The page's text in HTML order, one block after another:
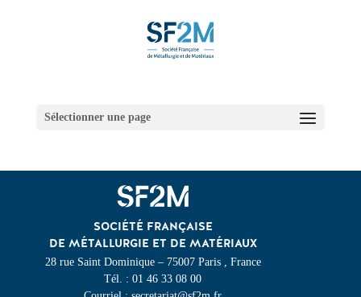
Sélectionner une page
SOCIÉTÉ FRANÇAISE
DE MÉTALLURGIE ET DE MATÉRIAUX
28 rue Saint Dominique – 75007 Paris , France
Tél. : 01 46 33 08 00